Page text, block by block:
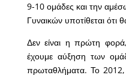
9-10 ομάδες και την
Γυναικών υποτίθεται ότι
Δεν είναι η πρώτη
έχουμε αύξηση των
πρωταθλήματα. Το